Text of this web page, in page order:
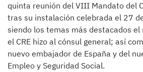
quinta reunión del VIII Mandato del
tras su instalación celebrada el 27
siendo los temas más destacados
el CRE hizo al cónsul general; así
nuevo embajador de España y del
Empleo y Seguridad Social.